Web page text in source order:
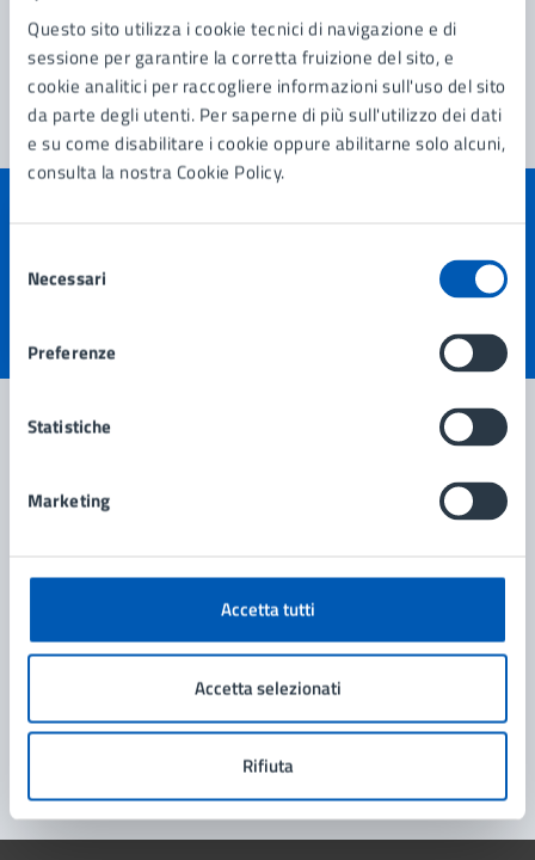
Questo sito utilizza i cookie tecnici di navigazione e di
sessione per garantire la corretta fruizione del sito, e
cookie analitici per raccogliere informazioni sull'uso del sito
da parte degli utenti. Per saperne di più sull'utilizzo dei dati
e su come disabilitare i cookie oppure abilitarne solo alcuni,
consulta la nostra Cookie Policy.
delNecessari
Preferenze
Statistiche
Marketing
Accetta tutti
Accetta selezionati
Rifiuta
Valuta 3 stelle su 5
Valuta 2 stelle su 5
Valuta 1 stelle su 5
Richiedi assistenza
Problemi in città
Segnala disservizio